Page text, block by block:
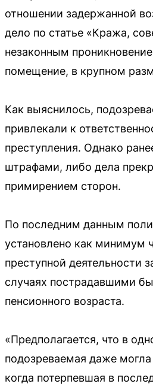
отношении задержанной
дело по статье «Кража,
незаконным
помещение, в крупном
Как выяснилось,
привлекали к
преступления. Однако
штрафами, либо дела
примирением сторон.
По последним данным
установлено как минимум
преступной деятельности
случаях пострадавшими
пенсионного возраста.
«Предполагается, что в
подозреваемая даже
когда потерпевшая в